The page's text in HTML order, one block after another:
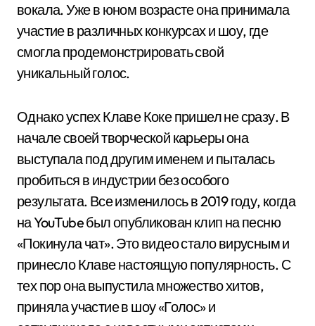
вокала. Уже в юном возрасте она принимала
участие в различных конкурсах и шоу, где
смогла продемонстрировать свой
уникальный голос.
Однако успех Клаве Коке пришел не сразу. В
начале своей творческой карьеры она
выступала под другим именем и пыталась
пробиться в индустрии без особого
результата. Все изменилось в 2019 году, когда
на YouTube был опубликован клип на песню
«Покинула чат». Это видео стало вирусным и
принесло Клаве настоящую популярность. С
тех пор она выпустила множество хитов,
приняла участие в шоу «Голос» и